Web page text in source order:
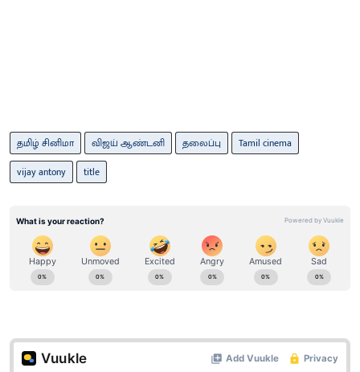
தமிழ் சினிமா விஜய் ஆண்டனி தலைப்பு
Tamil cinema
vijay antony
title